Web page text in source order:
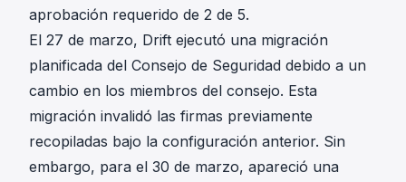
aprobación requerido de 2 de 5.
El 27 de marzo, Drift ejecutó una migración
planificada del Consejo de Seguridad debido a un
cambio en los miembros del consejo. Esta
migración invalidó las firmas previamente
recopiladas bajo la configuración anterior. Sin
embargo, para el 30 de marzo, apareció una